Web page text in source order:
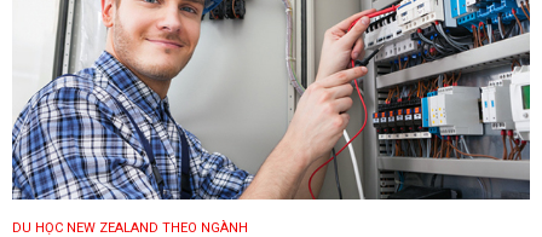
DU HỌC NEW ZEALAND THEO NGÀNH